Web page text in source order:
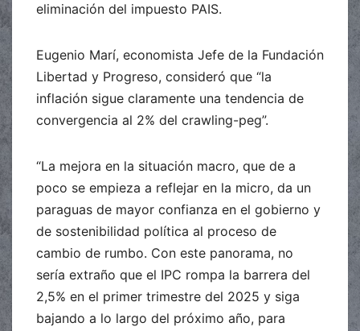
eliminación del impuesto PAIS.
Eugenio Marí, economista Jefe de la Fundación
Libertad y Progreso, consideró que “la
inflación sigue claramente una tendencia de
convergencia al 2% del crawling-peg”.
“La mejora en la situación macro, que de a
poco se empieza a reflejar en la micro, da un
paraguas de mayor confianza en el gobierno y
de sostenibilidad política al proceso de
cambio de rumbo. Con este panorama, no
sería extraño que el IPC rompa la barrera del
2,5% en el primer trimestre del 2025 y siga
bajando a lo largo del próximo año, para